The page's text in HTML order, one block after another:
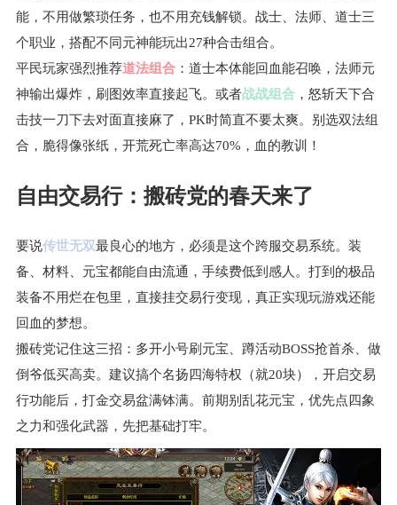
能，不用做繁琐任务，也不用充钱解锁。战士、法师、道士三
个职业，搭配不同元神能玩出27种合击组合。
平民玩家强烈推荐道法组合：道士本体能回血能召唤，法师元
神输出爆炸，刷图效率直接起飞。或者战战组合，怒斩天下合
击技一刀下去对面直接麻了，PK时简直不要太爽。别选双法组
合，脆得像张纸，开荒死亡率高达70%，血的教训！
自由交易行：搬砖党的春天来了
要说传世无双最良心的地方，必须是这个跨服交易系统。装
备、材料、元宝都能自由流通，手续费低到感人。打到的极品
装备不用烂在包里，直接挂交易行变现，真正实现玩游戏还能
回血的梦想。
搬砖党记住这三招：多开小号刷元宝、蹲活动BOSS抢首杀、做
倒爷低买高卖。建议搞个名扬四海特权（就20块），开启交易
行功能后，打金交易盆满钵满。前期别乱花元宝，优先点四象
之力和强化武器，先把基础打牢。